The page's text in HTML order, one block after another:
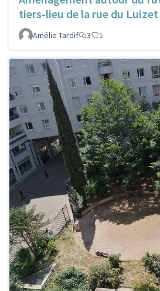
tiers-lieu de la rue du Luizet
Amélie Tardif
3 1